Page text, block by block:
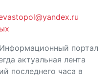
портал
актуальная лента
последнего часа в